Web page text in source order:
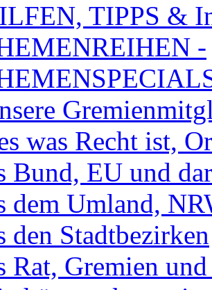
TIPPS &
-
was Recht ist,
Bund, EU und
dem Umland,
den Stadtbezirken
Rat, Gremien